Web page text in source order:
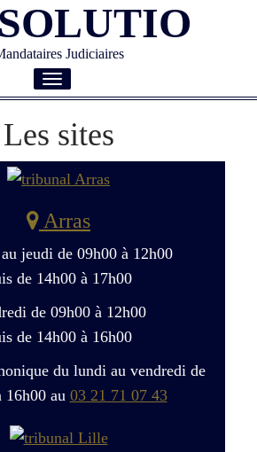
Judiciaires
Toggle
Les sites
Arras
jeudi de 09h00 à 12h00
de 14h00 à 17h00
de 09h00 à 12h00
de 14h00 à 16h00
du lundi au vendredi de
16h00 au 03 21 71 07 43